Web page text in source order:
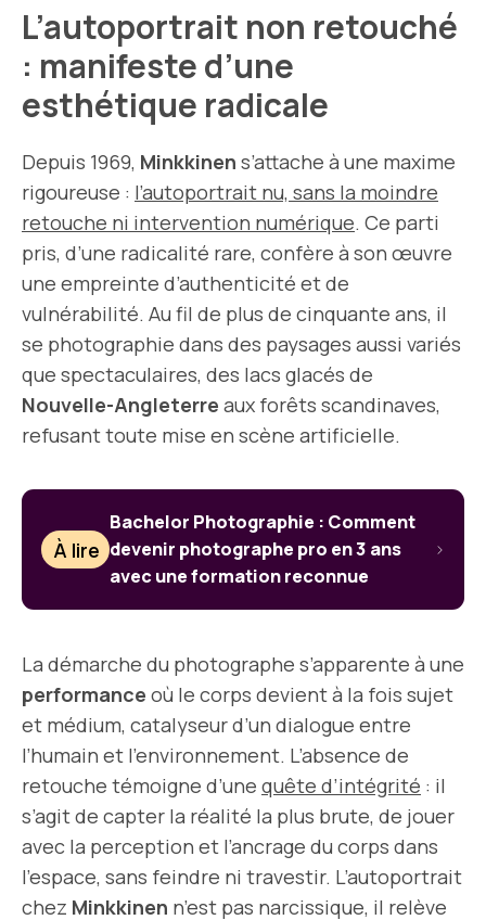
L’autoportrait non retouché
: manifeste d’une
esthétique radicale
Depuis 1969, Minkkinen s’attache à une maxime
rigoureuse : l’autoportrait nu, sans la moindre
retouche ni intervention numérique. Ce parti
pris, d’une radicalité rare, confère à son œuvre
une empreinte d’authenticité et de
vulnérabilité. Au fil de plus de cinquante ans, il
se photographie dans des paysages aussi variés
que spectaculaires, des lacs glacés de
Nouvelle-Angleterre aux forêts scandinaves,
refusant toute mise en scène artificielle.
À lire
Bachelor Photographie : Comment
devenir photographe pro en 3 ans
avec une formation reconnue
La démarche du photographe s’apparente à une
performance où le corps devient à la fois sujet
et médium, catalyseur d’un dialogue entre
l’humain et l’environnement. L’absence de
retouche témoigne d’une quête d’intégrité : il
s’agit de capter la réalité la plus brute, de jouer
avec la perception et l’ancrage du corps dans
l’espace, sans feindre ni travestir. L’autoportrait
chez Minkkinen n’est pas narcissique, il relève